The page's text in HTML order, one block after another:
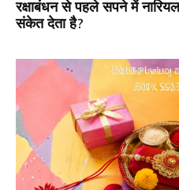
रक्षाबंधन से पहले सपने में
संकेत देता है?